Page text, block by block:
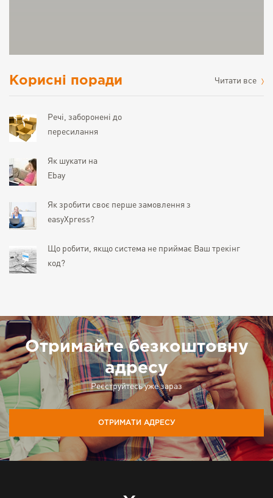
Корисні поради Читати все
Речі, заборонені до
пересилання
Як шукати на
Ebay
Як зробити своє перше замовлення з
easyXpress?
Що робити, якщо система не приймає Ваш трекінг
код?
Отримайте безкоштовну
адресу
Реєструйтесь уже зараз
ОТРИМАТИ АДРЕСУ